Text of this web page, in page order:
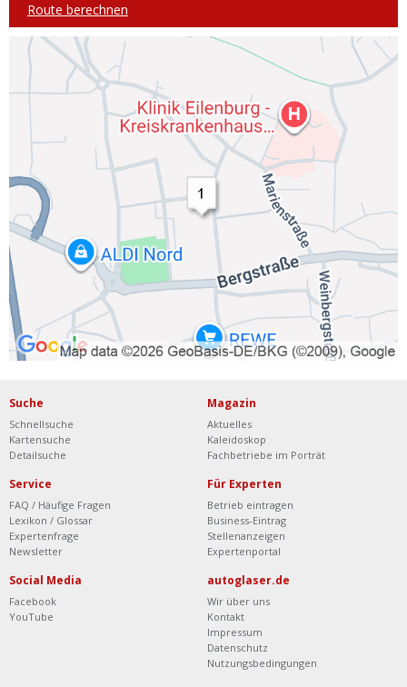
Route berechnen
Suche
Schnellsuche
Kartensuche
Detailsuche
Magazin
Aktuelles
Kaleidoskop
Fachbetriebe im Porträt
Service
FAQ / Häufige Fragen
Lexikon / Glossar
Expertenfrage
Newsletter
Für Experten
Betrieb eintragen
Business-Eintrag
Stellenanzeigen
Expertenportal
Social Media
Facebook
YouTube
autoglaser.de
Wir über uns
Kontakt
Impressum
Datenschutz
Nutzungsbedingungen